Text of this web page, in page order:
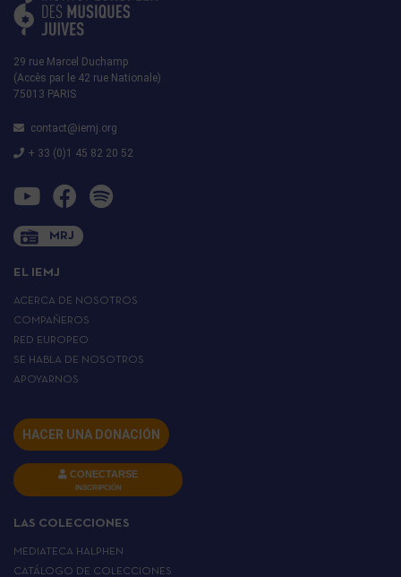
29 rue Marcel Duchamp
(Accès par le 42 rue Nationale)
75013 PARIS
contact@iemj.org
+ 33 (0)1 45 82 20 52
MRJ
EL IEMJ
ACERCA DE NOSOTROS
COMPAÑEROS
RED EUROPEO
SE HABLA DE NOSOTROS
APOYARNOS
HACER UNA DONACIÓN
CONECTARSE
INSCRIPCIÓN
LAS COLECCIONES
MEDIATECA HALPHEN
CATÁLOGO DE COLECCIONES